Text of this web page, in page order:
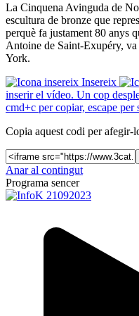
La Cinquena Avinguda de
escultura de bronze que
perquè fa justament 80 anys
Antoine de Saint-Exupéry,
York.
Insereix
inserir el vídeo. Un cop
cmd+c per copiar, escape per
Copia aquest codi per afegir-
Anar al contingut
Programa sencer